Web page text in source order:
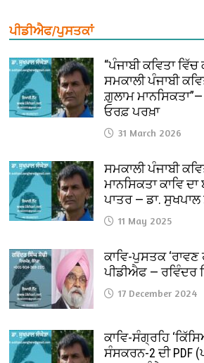
ਪੀਡੀਐਫ/ਪੁਸਤਕਾਂ
“ਪੰਜਾਬੀ ਕਵਿਤਾ
ਸਮਕਾਲੀ ਪੰਜਾਬੀ
ਗ਼ੁਲਾਮ
ਓਰਫ਼ ਪਰਖ਼ਾ
31 March 2026
ਸਮਕਾਲੀ ਪੰਜਾਬੀ
ਮਾਨਸਿਕਤਾ ਕਾਵਿ
ਪਾਤਰ — ਡਾ.
11 May 2025
ਕਾਵਿ-ਪੁਸਤਕ ‘ਰਾਵਣ
ਪੀਡੀਐਫ — ਰਵਿੰਦਰ
17 December 2024
ਕਾਵਿ-ਸੰਗ੍ਰਹਿ
ਸੰਸਕਰਨ-2 ਦੀ PDF